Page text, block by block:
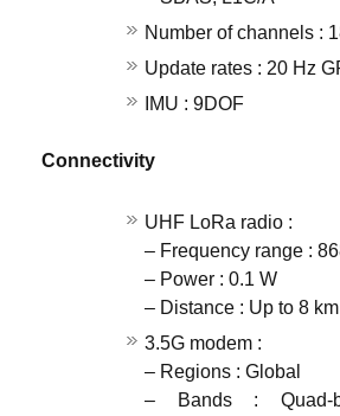
Number of channels :
Update rates : 20 Hz
IMU : 9DOF
Connectivity
UHF LoRa radio :
– Frequency range :
– Power : 0.1 W
– Distance : Up to 8 km
3.5G modem :
– Regions : Global
– Bands : Quad-